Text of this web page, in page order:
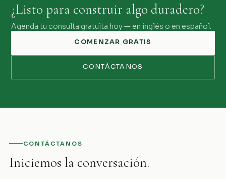
¿Listo para construir algo duradero?
Agenda tu consulta gratuita hoy — en inglés o en español.
COMENZAR GRATIS
CONTÁCTANOS
CONTÁCTANOS
Iniciemos la conversación.